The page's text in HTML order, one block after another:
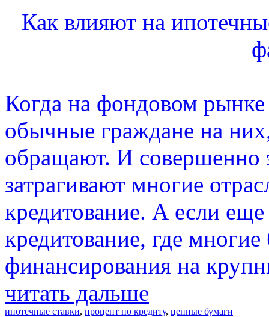
Как влияют на
Когда на фондовом рынке
обычные граждане на
обращают. И совершенно
затрагивают многие
кредитование. А если
кредитование, где
финансирования на
читать дальше
ипотечные ставки, процент по кредиту, ценные бумаги